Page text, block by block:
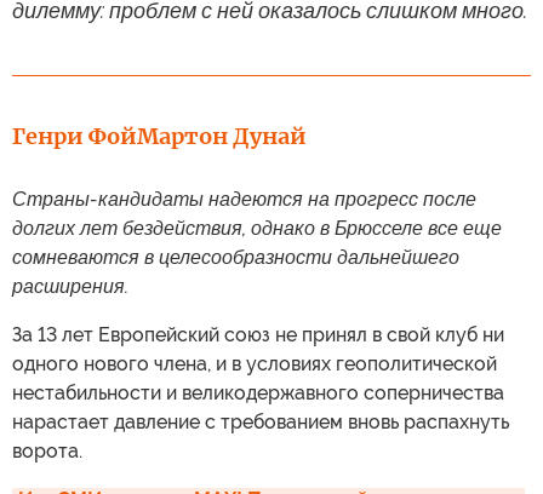
дилемму: проблем с ней оказалось слишком много.
Генри ФойМартон Дунай
Страны-кандидаты надеются на прогресс после
долгих лет бездействия, однако в Брюсселе все еще
сомневаются в целесообразности дальнейшего
расширения.
За 13 лет Европейский союз не принял в свой клуб ни
одного нового члена, и в условиях геополитической
нестабильности и великодержавного соперничества
нарастает давление с требованием вновь распахнуть
ворота.